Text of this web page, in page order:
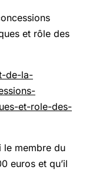
et rôle des
de-la-
et-role-des-
le membre du
euros et qu’il